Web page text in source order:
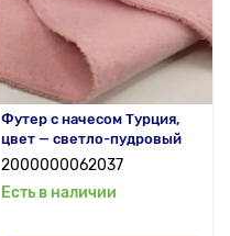
Футер с начесом Турция,
цвет — светло-пудровый
2000000062037
Есть в наличии